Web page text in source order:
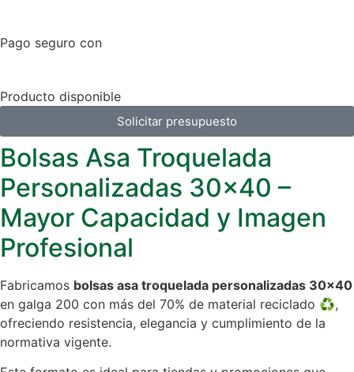
Pago seguro con
Producto disponible
Solicitar presupuesto
Bolsas Asa Troquelada
Personalizadas 30×40 –
Mayor Capacidad y Imagen
Profesional
Fabricamos bolsas asa troquelada personalizadas 30×40
en galga 200 con más del 70% de material reciclado ♻️,
ofreciendo resistencia, elegancia y cumplimiento de la
normativa vigente.